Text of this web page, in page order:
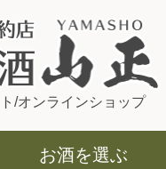
/オンラインショップ
お酒を選ぶ